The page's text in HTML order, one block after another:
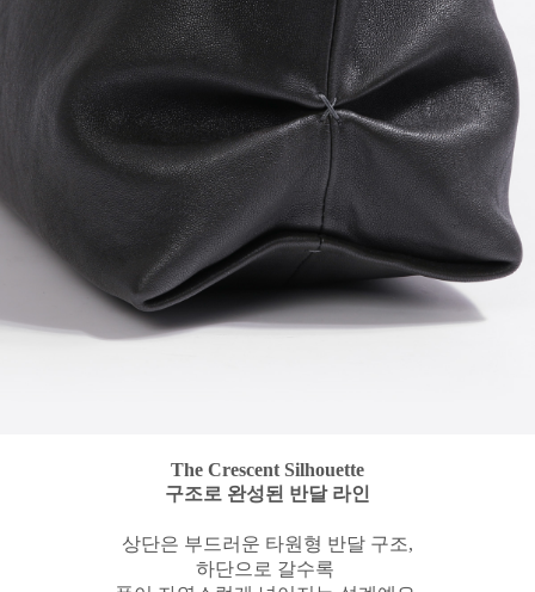
The Crescent Silhouette
구조로 완성된 반달 라인
상단은 부드러운 타원형 반달 구조,
하단으로 갈수록